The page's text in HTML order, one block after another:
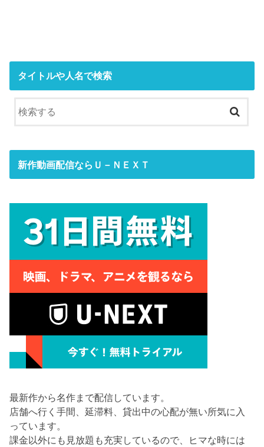
タイトルや人名で検索
新作動画配信ならＵ－ＮＥＸＴ
最新作から名作まで配信しています。
店舗へ行く手間、延滞料、貸出中の心配が無い所気に入
っています。
課金以外にも見放題も充実しているので、ヒマな時には